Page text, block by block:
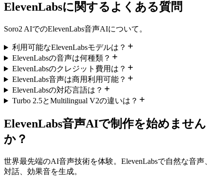
ElevenLabsに関するよくある質問
Soro2 AIでのElevenLabs音声AIについて。
利用可能なElevenLabsモデルは？
ElevenLabsの音声は何種類？
ElevenLabsのクレジット費用は？
ElevenLabs音声は商用利用可能？
ElevenLabsの対応言語は？
Turbo 2.5とMultilingual V2の違いは？
ElevenLabs音声AIで制作を始めません
か？
世界最先端のAI音声技術を体験。ElevenLabsで自然な音声、
対話、効果音を生成。